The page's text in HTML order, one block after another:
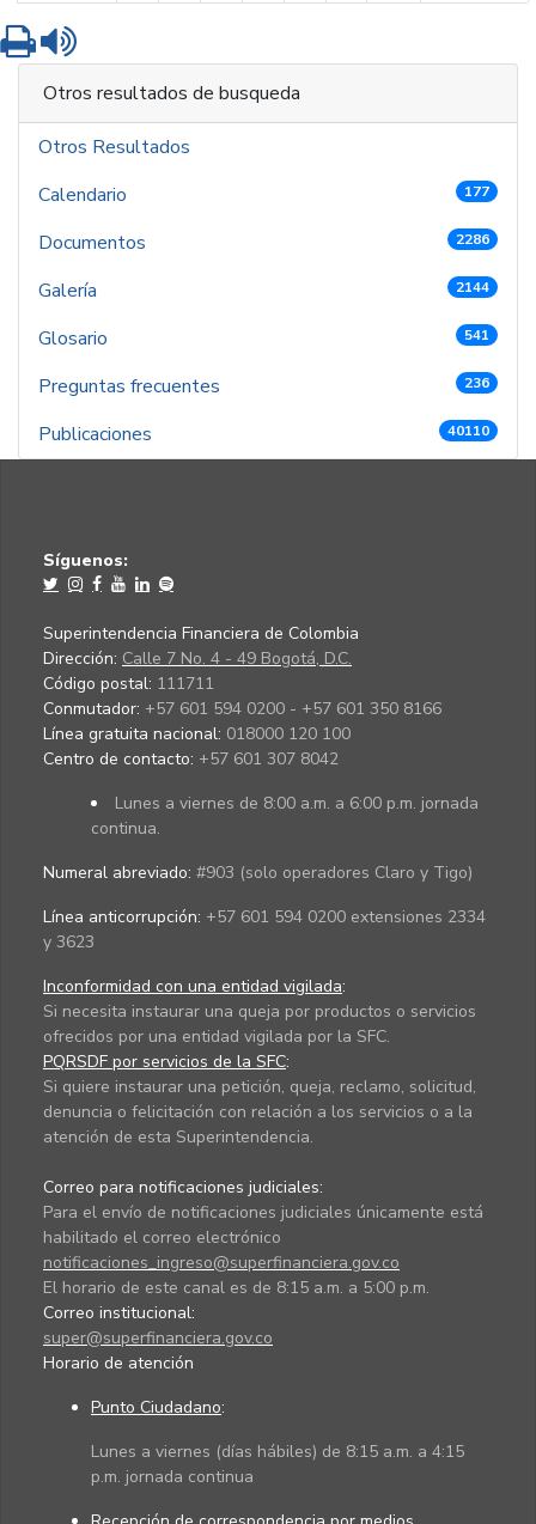
Imprimir
Otros resultados de busqueda
Otros Resultados
Calendario
177
Documentos 2286
Galería 2144
Glosario 541
Preguntas frecuentes 236
Publicaciones 40110
Síguenos:
Superintendencia Financiera de Colombia
Dirección: Calle 7 No. 4 - 49 Bogotá, D.C.
Código postal: 111711
Conmutador: +57 601 594 0200 - +57 601 350 8166
Línea gratuita nacional: 018000 120 100
Centro de contacto: +57 601 307 8042
Lunes a viernes de 8:00 a.m. a 6:00 p.m. jornada
continua.
Numeral abreviado: #903 (solo operadores Claro y Tigo)
Línea anticorrupción: +57 601 594 0200 extensiones 2334
y 3623
Inconformidad con una entidad vigilada:
Si necesita instaurar una queja por productos o servicios
ofrecidos por una entidad vigilada por la SFC.
PQRSDF por servicios de la SFC:
Si quiere instaurar una petición, queja, reclamo, solicitud,
denuncia o felicitación con relación a los servicios o a la
atención de esta Superintendencia.
Correo para notificaciones judiciales:
Para el envío de notificaciones judiciales únicamente está
habilitado el correo electrónico
notificaciones_ingreso@superfinanciera.gov.co
El horario de este canal es de 8:15 a.m. a 5:00 p.m.
Correo institucional:
super@superfinanciera.gov.co
Horario de atención
Punto Ciudadano:
Lunes a viernes (días hábiles) de 8:15 a.m. a 4:15
p.m. jornada continua